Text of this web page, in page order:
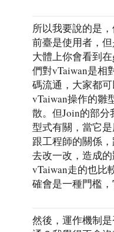
所以我要說的是
前臺是使用者，
大體上你會看到
們對vTaiwan是相
碼流通，大家都
vTaiwan操作的雛
散。但Join的部
型式有關，當它
跟工程師的關係
去改一改，造成
vTaiwan走的也比
確會是一種門檻，
然後，運作機制